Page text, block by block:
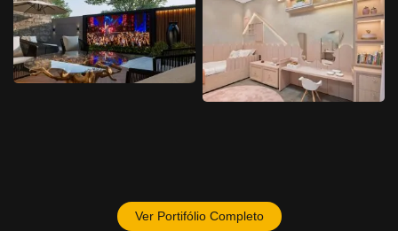
Ver Portifólio Completo